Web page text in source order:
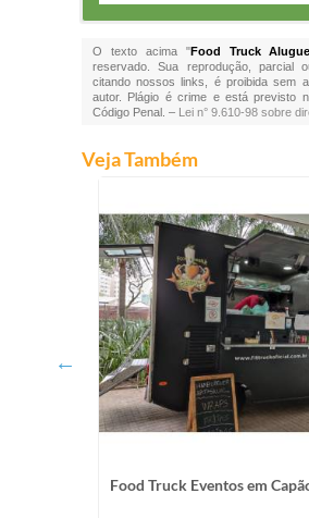
O texto acima "Food Truck
reservado. Sua reprodução, parcial
citando nossos links, é proibida sem
autor. Plágio é crime e está previsto
Código Penal. – Lei n° 9.610-98 sobre
Veja Também
Food Truck Eventos em